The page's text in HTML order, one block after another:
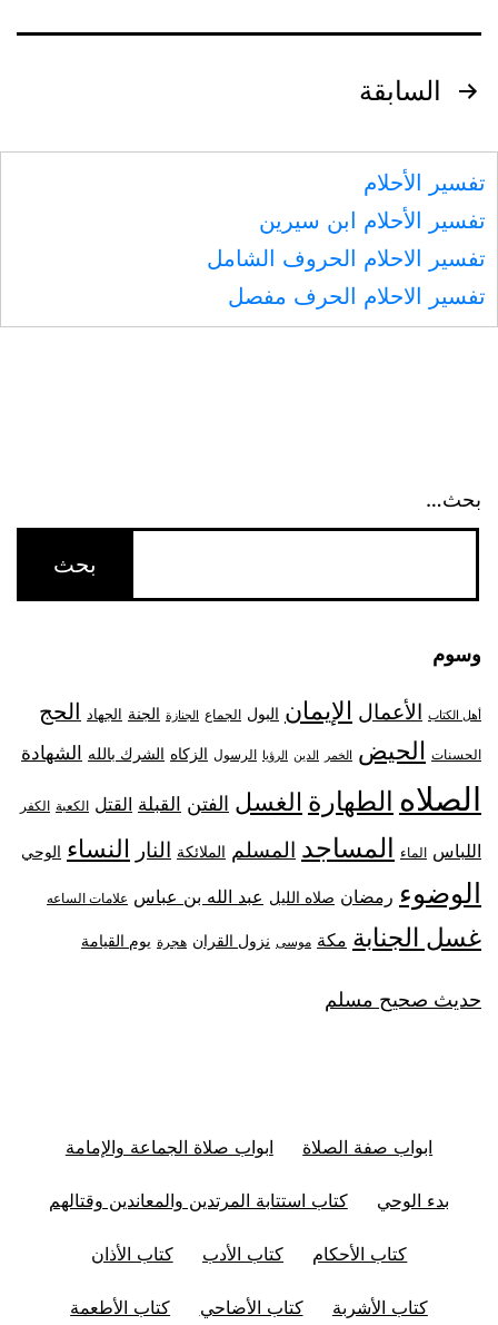
تصفّح
المقالات
السابقة
تفسير الأحلام
تفسير الأحلام ابن سيرين
تفسير الاحلام الحروف الشامل
تفسير الاحلام الحرف مفصل
بحث…
وسوم
أهل الكتاب الأعمال الإيمان البول الجماع الجنازة الجنة الجهاد الحج
الحسنات الحيض الخمر الدين الرؤيا الرسول الزكاه الشرك بالله الشهادة
الصلاه الطهارة الغسل الفتن القبلة القتل الكعبة الكفر
اللباس الماء المساجد المسلم الملائكة النار النساء الوحي
الوضوء رمضان صلاه الليل عبد الله بن عباس علامات الساعه
غسل الجنابة مكة موسى نزول القران هجرة يوم القيامة
حديث صحيح مسلم
ابواب صفة الصلاة ابواب صلاة الجماعة والإمامة
بدء الوحي كتاب استتابة المرتدين والمعاندين وقتالهم
كتاب الأحكام كتاب الأدب كتاب الأذان
كتاب الأشربة كتاب الأضاحي كتاب الأطعمة